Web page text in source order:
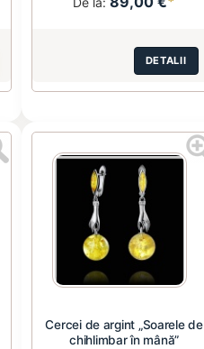
DETALII
Cercei de argint „Soarele de
chihlimbar în mână”